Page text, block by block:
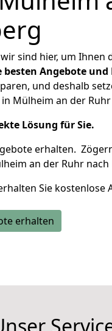
sind hier, um Ihnen
besten Angebote und
und deshalb
Mülheim an der
Lösung für Sie.
erhalten.
an der Ruhr nach
Sie kostenlose
erhalten